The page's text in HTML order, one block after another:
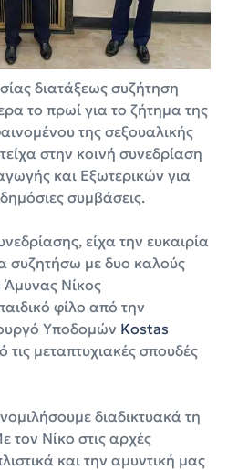
διατάξεως συζήτηση
το πρωί για το ζήτημα της
της σεξουαλικής
στην κοινή συνεδρίαση
και Εξωτερικών για
συμβάσεις.
είχα την ευκαιρία
συζητήσω με δυο καλούς
Άμυνας Νίκος
φίλο από την
Υποδομών Kostas
τις μεταπτυχιακές σπουδές
διαδικτυακά τη
τον Νίκο στις αρχές
και την αμυντική μας